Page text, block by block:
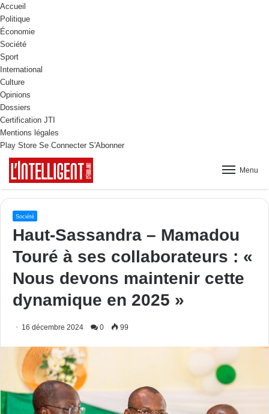
Accueil
Politique
Économie
Société
Sport
International
Culture
Opinions
Dossiers
Certification JTI
Mentions légales
Play Store Se Connecter S'Abonner
Menu
Société
Haut-Sassandra – Mamadou
Touré à ses collaborateurs : «
Nous devons maintenir cette
dynamique en 2025 »
16 décembre 2024 0 99